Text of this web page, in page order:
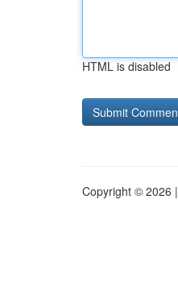
HTML is disabled
Copyright © 2026 |